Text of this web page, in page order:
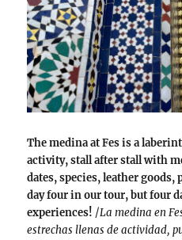
The medina at Fes is a
activity, stall after stall with
dates, species, leather goods,
day four in our tour, but four
experiences! /La medina en
estrechas llenas de actividad,